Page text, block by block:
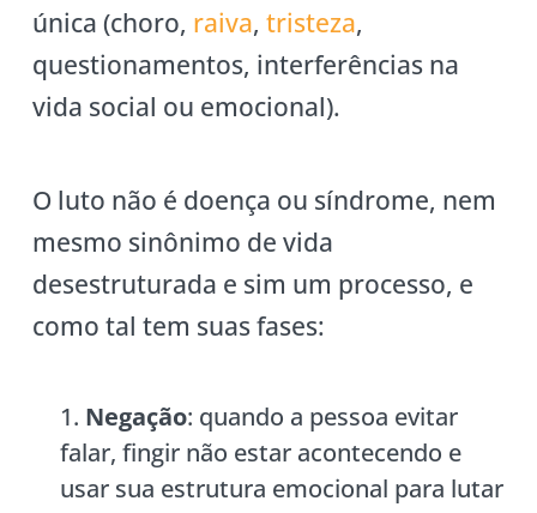
única (choro, raiva, tristeza,
questionamentos, interferências na
vida social ou emocional).
O luto não é doença ou síndrome, nem
mesmo sinônimo de vida
desestruturada e sim um processo, e
como tal tem suas fases:
Negação: quando a pessoa evitar
falar, fingir não estar acontecendo e
usar sua estrutura emocional para lutar